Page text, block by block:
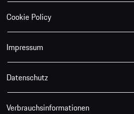
Cookie Policy
Impressum
Datenschutz
Verbrauchsinformationen